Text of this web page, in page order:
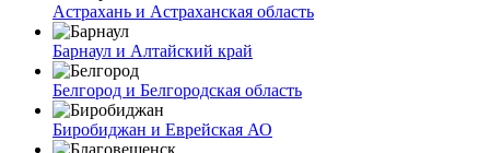
Астрахань и Астраханская область
Барнаул и Алтайский край
Белгород и Белгородская область
Биробиджан и Еврейская АО